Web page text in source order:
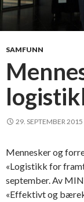
SAMFUNN
29. SEPTEMBER 2015
Mennesker og
«Logistikk for
september. Av
«Effektivt og